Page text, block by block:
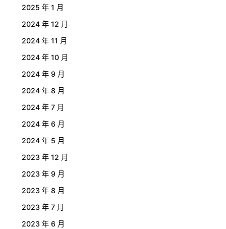
2025 年 1 月
2024 年 12 月
2024 年 11 月
2024 年 10 月
2024 年 9 月
2024 年 8 月
2024 年 7 月
2024 年 6 月
2024 年 5 月
2023 年 12 月
2023 年 9 月
2023 年 8 月
2023 年 7 月
2023 年 6 月